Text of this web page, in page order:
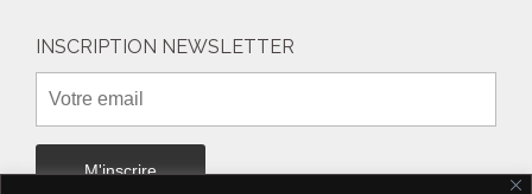
INSCRIPTION NEWSLETTER